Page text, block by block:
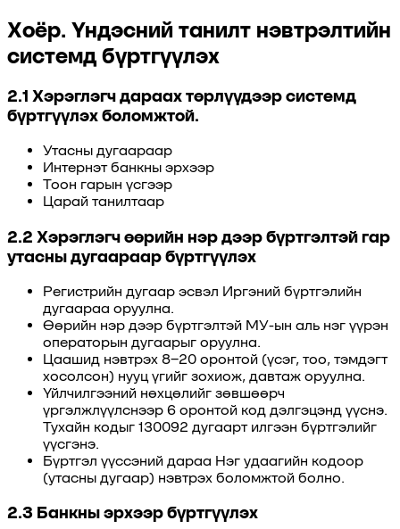
Хоёр. Үндэсний танилт нэвтрэлтийн
системд бүртгүүлэх
2.1 Хэрэглэгч дараах төрлүүдээр системд
бүртгүүлэх боломжтой.
Утасны дугаараар
Интернэт банкны эрхээр
Тоон гарын үсгээр
Царай танилтаар
2.2 Хэрэглэгч өөрийн нэр дээр бүртгэлтэй гар
утасны дугаараар бүртгүүлэх
Регистрийн дугаар эсвэл Иргэний бүртгэлийн
дугаараа оруулна.
Өөрийн нэр дээр бүртгэлтэй МУ-ын аль нэг үүрэн
операторын дугаарыг оруулна.
Цаашид нэвтрэх 8–20 оронтой (үсэг, тоо, тэмдэгт
хосолсон) нууц үгийг зохиож, давтаж оруулна.
Үйлчилгээний нөхцөлийг зөвшөөрч
үргэлжлүүлснээр 6 оронтой код дэлгэцэнд үүснэ.
Тухайн кодыг 130092 дугаарт илгээн бүртгэлийг
үүсгэнэ.
Бүртгэл үүссэний дараа Нэг удаагийн кодоор
(утасны дугаар) нэвтрэх боломжтой болно.
2.3 Банкны эрхээр бүртгүүлэх